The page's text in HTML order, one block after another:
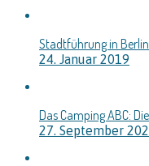
Stadtführung in
24. Januar 2019
Das Camping ABC:
27. September